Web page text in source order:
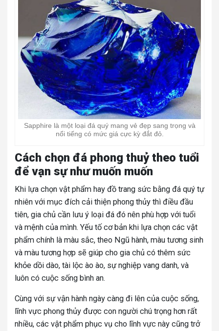
Sapphire là một loại đá quý mang vẻ đẹp sang trọng và
nổi tiếng có mức giá cực kỳ đắt đỏ.
Cách chọn đá phong thuỷ theo tuổi
để vạn sự như muốn muốn
Khi lựa chọn vật phẩm hay đồ trang sức bằng đá quý tự
nhiên với mục đích cải thiện phong thủy thì điều đầu
tiên, gia chủ cần lưu ý loại đá đó nên phù hợp với tuổi
và mệnh của mình. Yếu tố cơ bản khi lựa chọn các vật
phẩm chính là màu sắc, theo Ngũ hành, màu tương sinh
và màu tương hợp sẽ giúp cho gia chủ có thêm sức
khỏe dồi dào, tài lộc ào ào, sự nghiệp vang danh, và
luôn có cuộc sống bình an.
Cùng với sự vận hành ngày càng đi lên của cuộc sống,
lĩnh vực phong thủy được con người chú trọng hơn rất
nhiều, các vật phẩm phục vụ cho lĩnh vực này cũng trở